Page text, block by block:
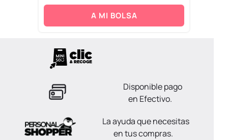
A MI BOLSA
Disponible pago
en Efectivo.
La ayuda que necesitas
en tus compras.